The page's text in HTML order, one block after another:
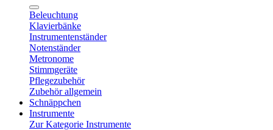
Beleuchtung
Klavierbänke
Instrumentenständer
Notenständer
Metronome
Stimmgeräte
Pflegezubehör
Zubehör allgemein
Schnäppchen
Instrumente
Zur Kategorie Instrumente